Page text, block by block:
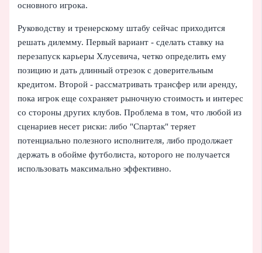
основного игрока.
Руководству и тренерскому штабу сейчас приходится
решать дилемму. Первый вариант - сделать ставку на
перезапуск карьеры Хлусевича, четко определить ему
позицию и дать длинный отрезок с доверительным
кредитом. Второй - рассматривать трансфер или аренду,
пока игрок еще сохраняет рыночную стоимость и интерес
со стороны других клубов. Проблема в том, что любой из
сценариев несет риски: либо "Спартак" теряет
потенциально полезного исполнителя, либо продолжает
держать в обойме футболиста, которого не получается
использовать максимально эффективно.